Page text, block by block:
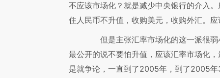
不应该市场化？就是减少中央银行的介入
住人民币不升值，收购美元，收购外汇。
但是主张汇率市场化的这一派很弱
最公开的说不要怕升值，应该汇率市场化
是就争论，一直到了2005年，到了2005